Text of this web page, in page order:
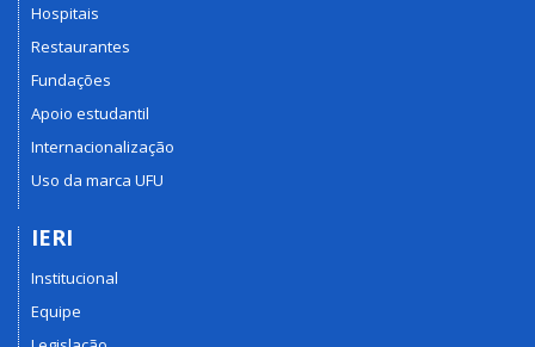
Hospitais
Restaurantes
Fundações
Apoio estudantil
Internacionalização
Uso da marca UFU
IERI
Institucional
Equipe